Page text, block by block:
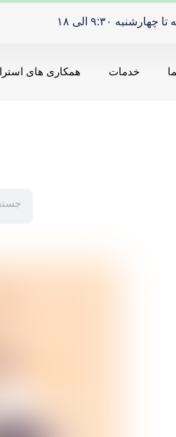
۹:۳۰ الی ۱۸
خدمات همکاری های